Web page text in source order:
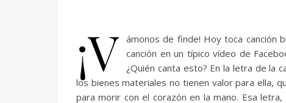
¡V ámonos de finde! Hoy toca canción
canción en un típico vídeo de
¿Quién canta esto? En la letra de la
los bienes materiales no tienen valor para ella,
para morir con el corazón en la mano. Esa